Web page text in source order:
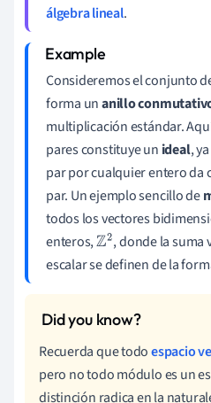
álgebra lineal.
Consideremos el conjunto
forma unanillo
multiplicación estándar.
pares constituye un ideal,
par por cualquier entero da
par. Un ejemplo sencillo de
todos los vectores
enteros,Z2, donde la suma
escalar se definen de la
Recuerda que todoespacio
pero no todo módulo es un
distinción radica en la